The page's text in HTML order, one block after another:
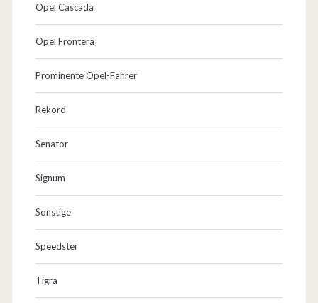
Opel Cascada
Opel Frontera
Prominente Opel-Fahrer
Rekord
Senator
Signum
Sonstige
Speedster
Tigra